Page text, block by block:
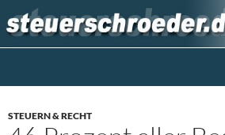
Inhalt
springen
STEUERN & RECHT